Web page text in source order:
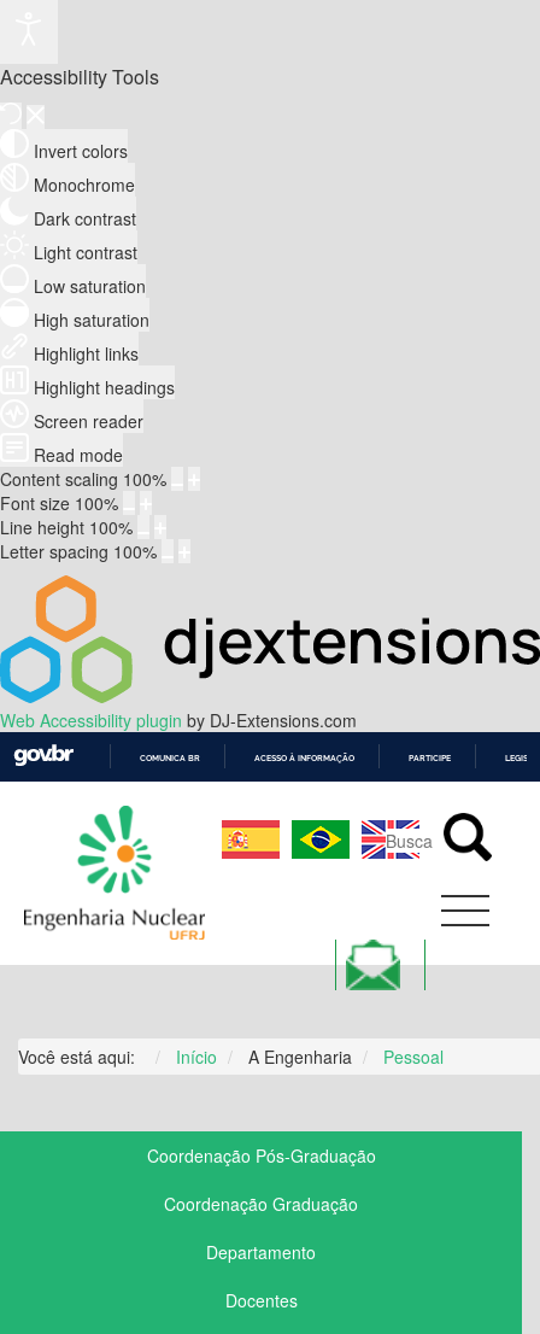
Accessibility Tools
Invert colors
Monochrome
Dark contrast
Light contrast
Low saturation
High saturation
Highlight links
Highlight headings
Screen reader
Read mode
Content scaling 100%
Font size 100%
Line height 100%
Letter spacing 100%
Web Accessibility plugin by DJ-Extensions.com
CONTEÚDO
COMUNICA BR ACESSO À INFORMAÇÃO PARTICIPE
Você está aqui: Início A Engenharia Pessoal
Coordenação Pós-Graduação
Coordenação Graduação
Departamento
Docentes